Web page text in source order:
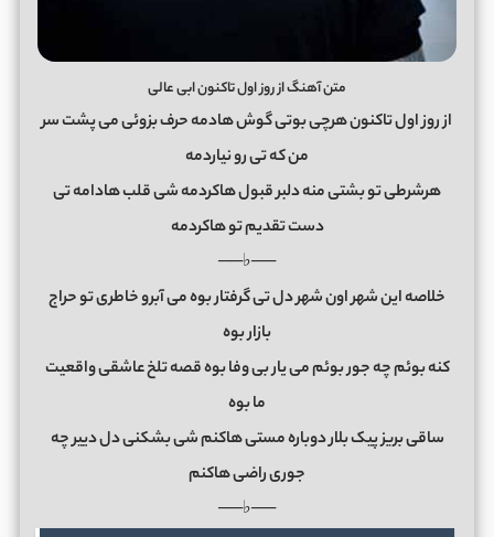
متن آهنگ از روز اول تاکنون ابی عالی
از روز اول تاکنون هرچی بوتی گوش هادمه حرف بزوئی می پشت سر
من که تی رو نیاردمه
هرشرطی تو بشتی منه دلبر قبول هاکردمه شی قلب هادامه تی
دست تقدیم تو هاکردمه
──♭──
خلاصه این شهر اون شهر دل تی گرفتار بوه می آبرو خاطری تو حراج
بازار بوه
کنه بوئم چه جور بوئم می یار بی وفا بوه قصه تلخ عاشقی واقعیت
ما بوه
ساقی بریز پیک بلار دوباره مستی هاکنم شی بشکنی دل دییر چه
جوری راضی هاکنم
──♭──